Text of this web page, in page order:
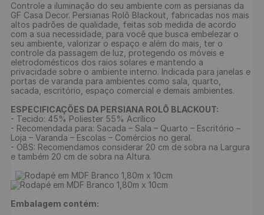
Controle a iluminação do seu ambiente com as persianas da
GF Casa Decor. Persianas Rolô Blackout, fabricadas nos mais
altos padrões de qualidade, feitas sob medida de acordo
com a sua necessidade, para você que busca embelezar o
seu ambiente, valorizar o espaço e além do mais, ter o
controle da passagem de luz, protegendo os móveis e
eletrodomésticos dos raios solares e mantendo a
privacidade sobre o ambiente interno. Indicada para janelas e
portas de varanda para ambientes como sala, quarto,
sacada, escritório, espaço comercial e demais ambientes.
ESPECIFICAÇÕES DA PERSIANA ROLÔ BLACKOUT:
- Tecido: 45% Poliester 55% Acrílico
- Recomendada para: Sacada – Sala – Quarto – Escritório –
Loja – Varanda – Escolas – Comércios no geral.
- OBS: Recomendamos considerar 20 cm de sobra na Largura
e também 20 cm de sobra na Altura.
Embalagem contém: